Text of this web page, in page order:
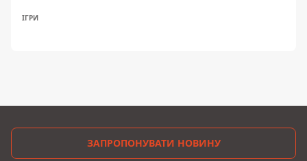
ІГРИ
ЗАПРОПОНУВАТИ НОВИНУ